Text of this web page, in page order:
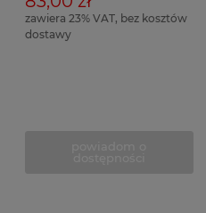
zawiera 23% VAT, bez kosztów
dostawy